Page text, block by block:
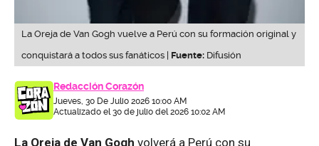
La Oreja de Van Gogh vuelve a Perú con su formación original y
conquistará a todos sus fanáticos | Fuente: Difusión
Redacción Corazón
Jueves, 30 De Julio 2026 10:00 AM
Actualizado el 30 de julio del 2026 10:02 AM
La Oreja de Van Gogh volverá a Perú con su